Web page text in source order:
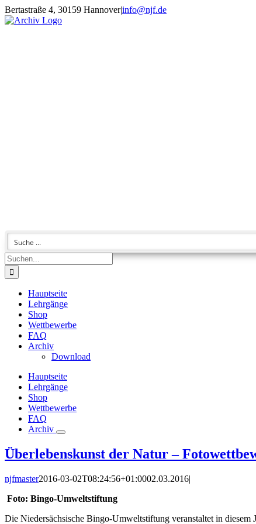
Zum
Inhalt
Bertastraße 4, 30159 Hannover|info@njf.de
Facebook
Instagram
YouTube
E-
Suche
nach:
Hauptseite
Lehrgänge
Shop
Wettbewerbe
FAQ
Archiv
Download
Hauptseite
Lehrgänge
Shop
Wettbewerbe
FAQ
Archiv
Überlebenskunst der Natur –
njfmaster2016-03-02T08:24:56+01:0002.03.2016|
Foto: Bingo-Umweltstiftung
Die Niedersächsische Bingo-Umweltstiftung veranstaltet in